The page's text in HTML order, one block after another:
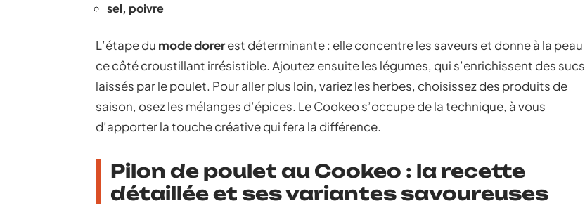
sel, poivre
L’étape du mode dorerest déterminante : elle concentre les saveurs et donne à la peau
ce côté croustillant irrésistible. Ajoutez ensuite les légumes, qui s’enrichissent des sucs
laissés par le poulet. Pour aller plus loin, variez les herbes, choisissez des produits de
saison, osez les mélanges d’épices. Le Cookeo s’occupe de la technique, à vous
d’apporter la touche créative qui fera la différence.
Pilon de poulet au Cookeo : la recette
détaillée et ses variantes savoureuses